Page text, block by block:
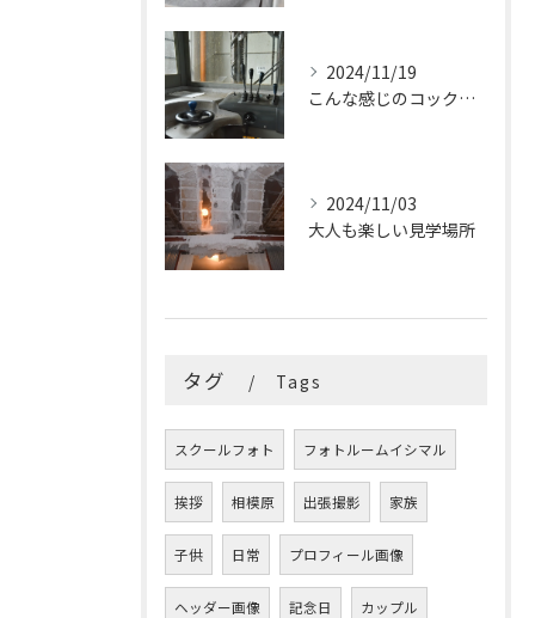
2024/11/19
こんな感じのコックピットはたまらないです
2024/11/03
大人も楽しい見学場所
タグ Tags
スクールフォト フォトルームイシマル
挨拶 相模原 出張撮影 家族
子供 日常 プロフィール画像
ヘッダー画像 記念日 カップル